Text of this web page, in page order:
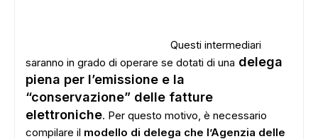
Questi intermediari
saranno in grado di operare se dotati di una delega
piena per l’emissione e la
“conservazione” delle fatture
elettroniche. Per questo motivo, è necessario
compilare il modello di delega che l’Agenzia delle